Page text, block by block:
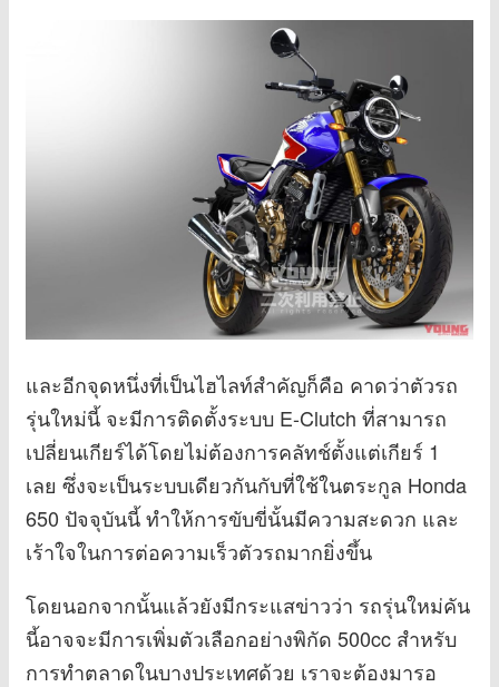
และอีกจุดหนึ่งที่เป็นไฮไลท์สำคัญก็คือ คาดว่าตัวรถ
รุ่นใหม่นี้ จะมีการติดตั้งระบบ E-Clutch ที่สามารถ
เปลี่ยนเกียร์ได้โดยไม่ต้องการคลัทช์ตั้งแต่เกียร์ 1
เลย ซึ่งจะเป็นระบบเดียวกันกับที่ใช้ในตระกูล Honda
650 ปัจจุบันนี้ ทำให้การขับขี่นั้นมีความสะดวก และ
เร้าใจในการต่อความเร็วตัวรถมากยิ่งขึ้น
โดยนอกจากนั้นแล้วยังมีกระแสข่าวว่า รถรุ่นใหม่คัน
นี้อาจจะมีการเพิ่มตัวเลือกอย่างพิกัด 500cc สำหรับ
การทำตลาดในบางประเทศด้วย เราจะต้องมารอ